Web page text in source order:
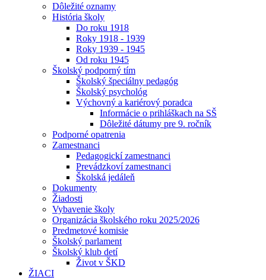
Dôležité oznamy
História školy
Do roku 1918
Roky 1918 - 1939
Roky 1939 - 1945
Od roku 1945
Školský podporný tím
Školský špeciálny pedagóg
Školský psychológ
Výchovný a kariérový poradca
Informácie o prihláškach na SŠ
Dôležité dátumy pre 9. ročník
Podporné opatrenia
Zamestnanci
Pedagogickí zamestnanci
Prevádzkoví zamestnanci
Školská jedáleň
Dokumenty
Žiadosti
Vybavenie školy
Organizácia školského roku 2025/2026
Predmetové komisie
Školský parlament
Školský klub detí
Život v ŠKD
ŽIACI